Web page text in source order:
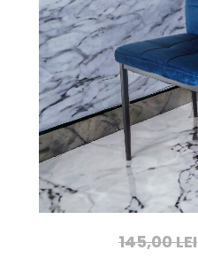
145,00 LEI